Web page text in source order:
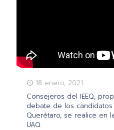
18 enero, 2021
Consejeros del IEEQ,
debate de los
Querétaro, se realice en
UAQ.